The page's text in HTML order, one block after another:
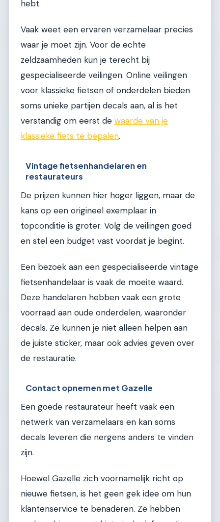
hebt.
Vaak weet een ervaren verzamelaar precies
waar je moet zijn. Voor de echte
zeldzaamheden kun je terecht bij
gespecialiseerde veilingen. Online veilingen
voor klassieke fietsen of onderdelen bieden
soms unieke partijen decals aan, al is het
verstandig om eerst de waarde van je
klassieke fiets te bepalen.
Vintage fietsenhandelaren en
restaurateurs
De prijzen kunnen hier hoger liggen, maar de
kans op een origineel exemplaar in
topconditie is groter. Volg de veilingen goed
en stel een budget vast voordat je begint.
Een bezoek aan een gespecialiseerde vintage
fietsenhandelaar is vaak de moeite waard.
Deze handelaren hebben vaak een grote
voorraad aan oude onderdelen, waaronder
decals. Ze kunnen je niet alleen helpen aan
de juiste sticker, maar ook advies geven over
de restauratie.
Contact opnemen met Gazelle
Een goede restaurateur heeft vaak een
netwerk van verzamelaars en kan soms
decals leveren die nergens anders te vinden
zijn.
Hoewel Gazelle zich voornamelijk richt op
nieuwe fietsen, is het geen gek idee om hun
klantenservice te benaderen. Ze hebben